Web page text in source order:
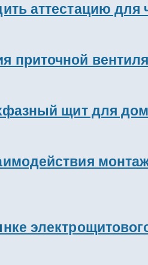
аттестацию для
приточной
щит для